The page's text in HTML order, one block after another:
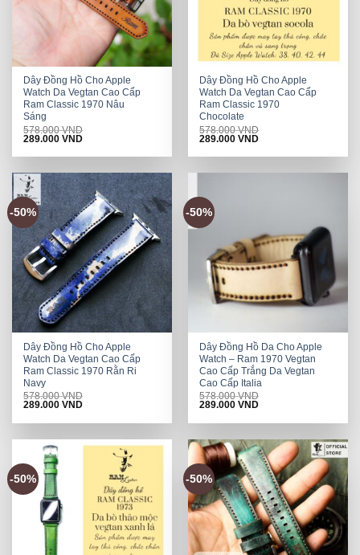
Dây Đồng Hồ Cho Apple
Watch Da Vegtan Cao Cấp
Ram Classic 1970 Nâu
Sáng
578.000VND
Original
was:
289.000VNDCurrent
is:
Dây Đồng Hồ Cho Apple
Watch Da Vegtan Cao Cấp
Ram Classic 1970
Chocolate
578.000VND
Original
was:
289.000VNDCurrent
is:
-50%
Dây Đồng Hồ Cho Apple
Watch Da Vegtan Cao Cấp
Ram Classic 1970 Rằn Ri
Navy
578.000VND
Original
was:
289.000VNDCurrent
is:
-50%
Dây Đồng Hồ Da Cho Apple
Watch – Ram 1970 Vegtan
Cao Cấp Trắng Da Vegtan
Cao Cấp Italia
578.000VND
Original
was:
289.000VNDCurrent
is:
-50% -50%